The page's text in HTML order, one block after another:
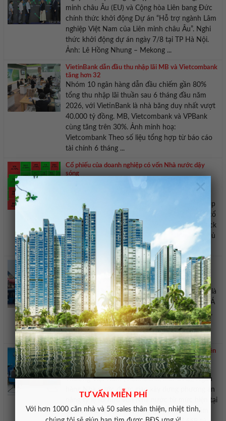
TƯ VẤN MIỄN PHÍ
Với hơn 1000 căn nhà và 50 sales thân thiện, nhiệt tình,
×
minh châu Âu (EU) và Cộng hòa Liên bang Đức
chính thức khởi động Dự án “Hỗ trợ ngành Lâm
nghiệp Việt Nam của Liên minh châu Âu”. Nghi
thức khởi động dự án ngày 7/8 tại TP Hà Nội.
Ảnh: Lê Hồng Nhung – Mekong ...
VietinBank dẫn đầu thu nhập lãi MB và Vietcombank
tăng hơn 32
Nhóm 10 ngân hàng dẫn đầu chiếm gần 80%
tổng thu nhập lãi thuần sau 6 tháng đầu năm
2026, với VietinBank là nhà băng duy nhất vượt
40.000 tỷ đồng. MB, Vietcombank và VPBank
cùng tăng trên 30%. Ảnh minh hoạ:
Vietcombank Theo số liệu tổng hợp từ báo cáo
tài chính 6 tháng ...
Cổ phiếu của doanh nghiệp có vốn Nhà nước dậy
sóng
Trong khi nhóm Vingroup đồng loạt điều chỉnh
Nhà nước như GVR, GAS, BSR, CTG, BID… giúp
thị trường giữ thế cân bằng. Biến động nhóm cổ
phiếu sàn HoSE kết phiên 7/8. Nguồn: Vietstock
Finance Phiên giao dịch ngày 7/8, VN-Index chủ
yếu diễn ...
Việt Nam là thị trường hàng không lớn thứ hai
ASEAN trong tháng 8
Theo dữ liệu dự báo của Công ty cung cấp dữ
liệu hàng không OAG (Anh), Việt Nam tiếp tục là
thị trường hàng không lớn thứ hai Đông Nam Á
trong tháng 8/2026 với 7,3 triệu ghế cung ứng,
tăng 10% so với cùng kỳ năm trước. Ảnh minh
họa: Thảo Ngân – Mekong ...
VietinBank được yêu cầu nâng sở hữu Nhà nước lên
tối thiểu 65
Theo quyết định, với Ngân hàng TMCP Công
Thương Việt Nam (VietinBank, mã: CTG), Ngân
hàng Nhà nước được giao xây dựng phương án
nâng tỷ lệ sở hữu vốn Nhà nước từ mức hiện tại
64,46% lên ít nhất 65% trong kế hoạch 5 năm